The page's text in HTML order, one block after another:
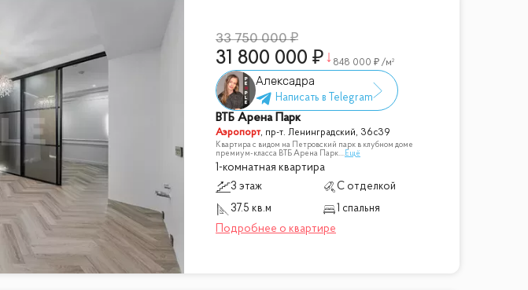
33 750 000
31 800 000 848 000 /м²
Алексадра
ВТБ Арена Парк
Аэропорт, пр-т. Ленинградский, 36с39
Квартира с видом на Петровский парк в клубном доме
премиум-класса ВТБ Арена Парк....Ещё
1-комнатная квартира
3 этаж
С отделкой
37.5 кв.м
1 спальня